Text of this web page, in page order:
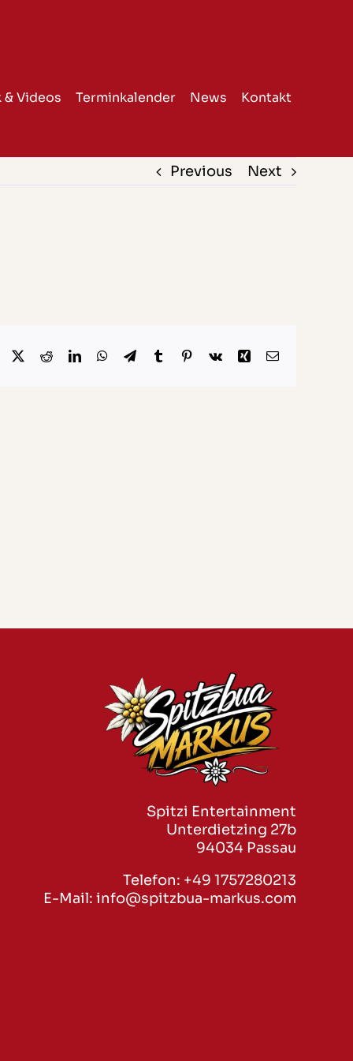
& Videos Terminkalender News Kontakt
Previous Next
Facebook
X RedditLinkedInWhatsApp
TelegramTumblrPinterest
Vk Xing Email
Spitzi Entertainment
Unterdietzing 27b
94034 Passau
Telefon: +49 1757280213
E-Mail: info@spitzbua-markus.com